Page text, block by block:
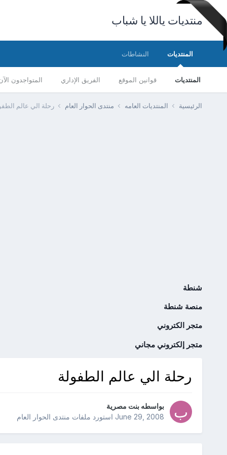
منتديات ياللا يا شباب
المنتديات
المنتديات قوانين الموقع الفريق الإداري المتواجدون
النشاطات
الرئيسية المنتديات العامه منتدى الحوار العام رحلة الي عالم
شنطة
منصة شنطة
متجر الكتروني
متجر إلكتروني مجاني
رحلة الي عالم الطفولة
بواسطه بنت مصرية
June 29, 2008استورد ملفات منتدى الحوار العام